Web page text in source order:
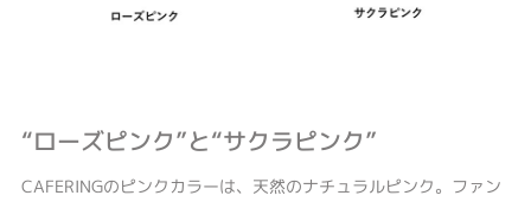
“ローズピンク”と“サクラピンク”
CAFERINGのピンクカラーは、天然のナチュラルピンク。ファン